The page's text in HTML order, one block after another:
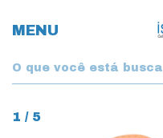
MENU
1 / 5